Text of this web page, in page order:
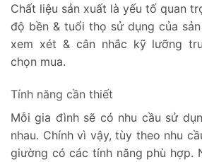
Chất liệu sản xuất là yếu tố quan
độ bền & tuổi thọ sử dụng của
xem xét & cân nhắc kỹ lưỡng
chọn mua.
Tính năng cần thiết
Mỗi gia đình sẽ có nhu cầu sử
nhau. Chính vì vậy, tùy theo nhu
giường có các tính năng phù hợp.